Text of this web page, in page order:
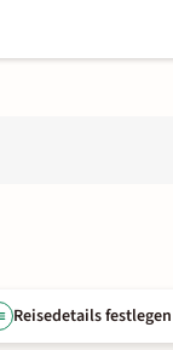
Reisedetails festlegen